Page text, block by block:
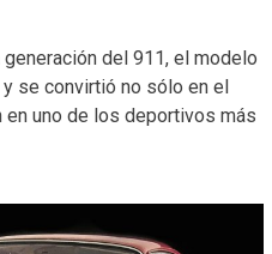
del 911, el modelo
se convirtió no sólo en el
en uno de los deportivos más